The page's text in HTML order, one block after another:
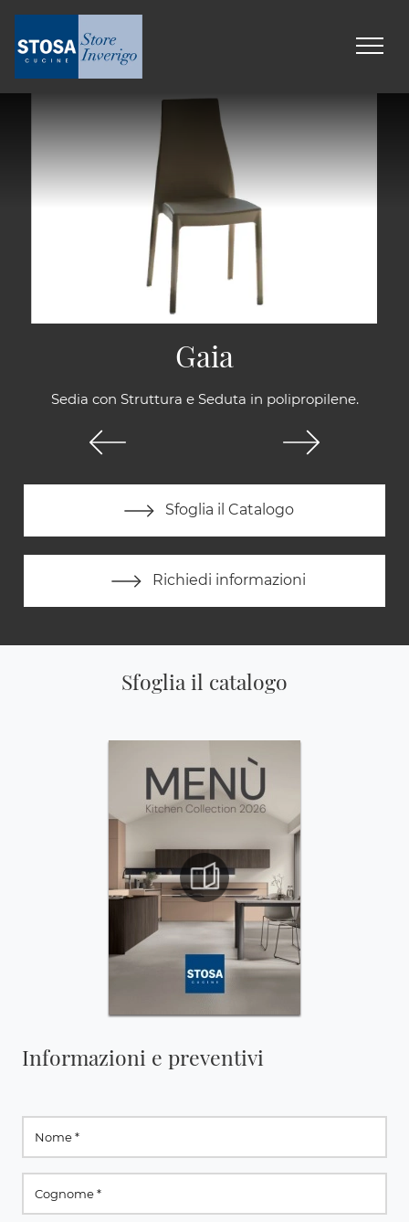
Sedia con Struttura e Seduta in polipropilene.
Sfoglia il Catalogo
Richiedi informazioni
Gaia
Sfoglia il catalogo
Informazioni e preventivi